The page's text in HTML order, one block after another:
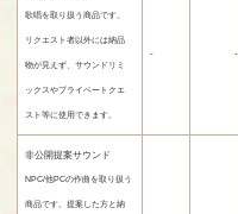
歌唱を取り扱う商品です。
リクエスト者以外には納品
物が見えず、サウンドリミ
ックスやプライベートクエ
スト等に使用できます。
- -
非公開提案サウンド
NPC/他PCの作曲を取り扱う
商品です。提案した方と納